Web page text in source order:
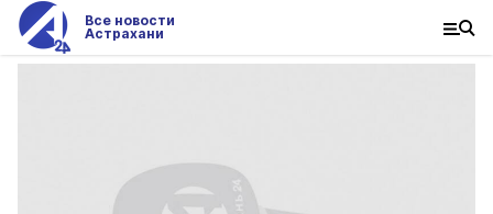
Все новости
Астрахани